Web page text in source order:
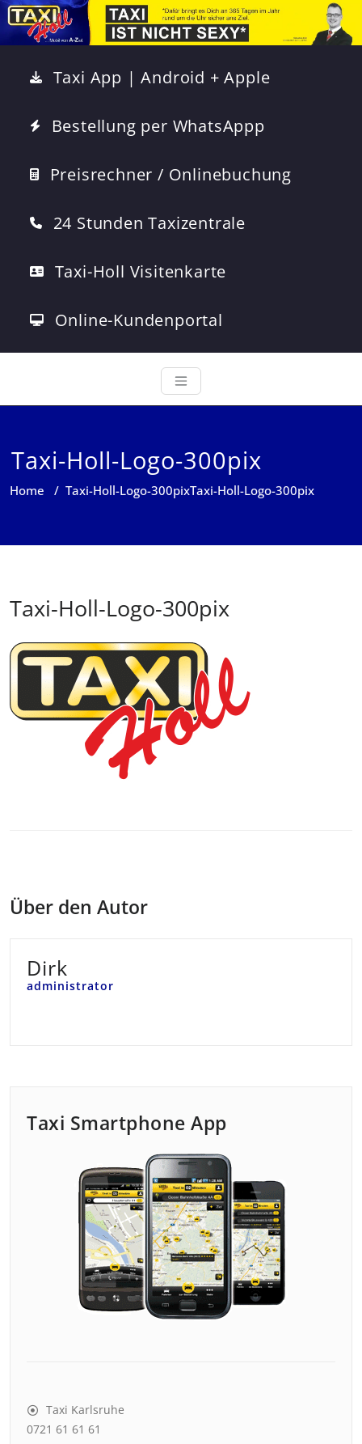
Taxi App | Android + Apple
Bestellung per WhatsAppp
Preisrechner / Onlinebuchung
24 Stunden Taxizentrale
Taxi-Holl Visitenkarte
Online-Kundenportal
Taxi-Holl-Logo-300pix
Home / Taxi-Holl-Logo-300pixTaxi-Holl-Logo-300pix
Taxi-Holl-Logo-300pix
Über den Autor
Dirk
administrator
Taxi Smartphone App
Taxi Karlsruhe
0721 61 61 61